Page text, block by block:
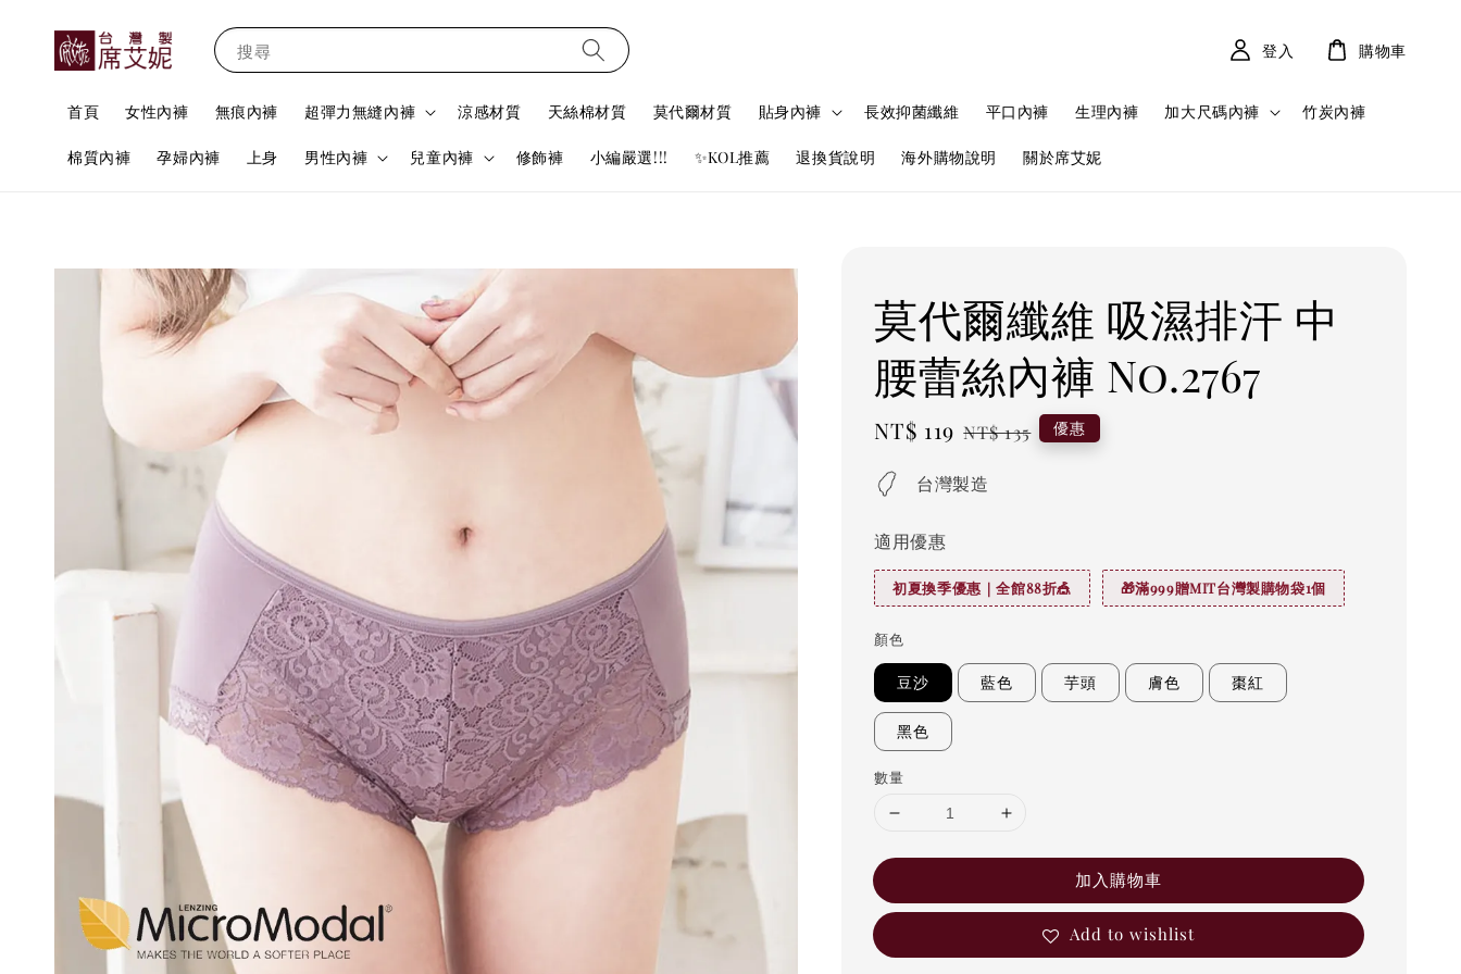
搜尋
首頁 女性內褲 無痕內褲 超彈力無縫內褲 涼感材質 天絲棉材質 莫代爾材質 貼身內褲 長效抑菌纖維 平口內褲 生理內褲 加大尺碼內褲 竹炭內褲
棉質內褲 孕婦內褲 上身 男性內褲 兒童內褲 修飾褲 小編嚴選!!! ✨KOL推薦 退換貨說明 海外購物說明 關於席艾妮
登入 購物車
莫代爾纖維 吸濕排汗 中
腰蕾絲內褲 No.2767
Sale
NT$ 119 Regular
NT$ 135 優惠
台灣製造
適用優惠
初夏換季優惠｜全館88折🎪 🎁滿999贈MIT台灣製購物袋1個
顏色
豆沙 藍色 芋頭 膚色 棗紅
黑色
數量
加入購物車
Add to wishlist